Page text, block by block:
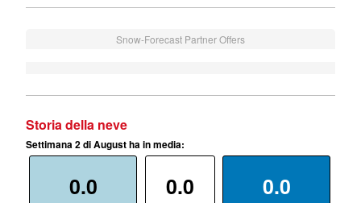
Snow-Forecast Partner Offers
Storia della neve
Settimana 2 di August ha in media:
0.0 0.0 0.0